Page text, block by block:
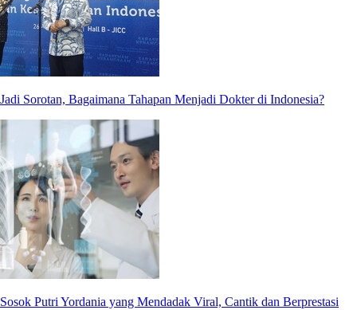
Jadi Sorotan, Bagaimana Tahapan Menjadi Dokter di Indonesia?
Sosok Putri Yordania yang Mendadak Viral, Cantik dan Berprestasi